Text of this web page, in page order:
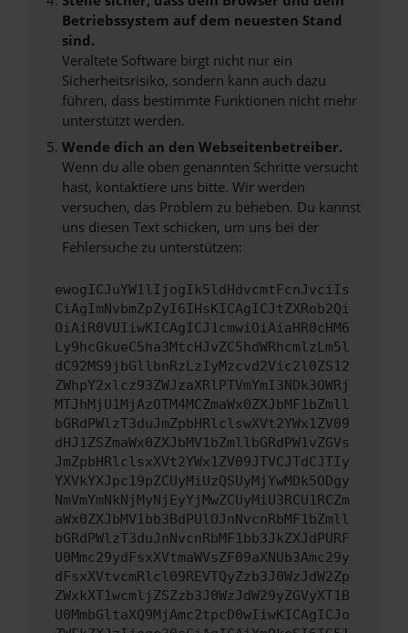
Betriebssystem auf dem neuesten Stand
sind.
Veraltete Software birgt nicht nur ein
Sicherheitsrisiko, sondern kann auch dazu
führen, dass bestimmte Funktionen nicht mehr
unterstützt werden.
Wende dich an den Webseitenbetreiber.
Wenn du alle oben genannten Schritte versucht
hast, kontaktiere uns bitte. Wir werden
versuchen, das Problem zu beheben. Du kannst
uns diesen Text schicken, um uns bei der
Fehlersuche zu unterstützen:
ewogICJuYW1lIjogIk5ldHdvcmtFcnJvciIs
CiAgImNvbmZpZyI6IHsKICAgICJtZXRob2Qi
OiAiR0VUIiwKICAgICJ1cmwiOiAiaHR0cHM6
Ly9hcGkueC5ha3MtcHJvZC5hdWRhcmlzLm5l
dC92MS9jbGllbnRzLzIyMzcvd2Vic2l0ZS12
ZWhpY2xlcz93ZWJzaXRlPTVmYmI3NDk3OWRj
MTJhMjU1MjAzOTM4MCZmaWx0ZXJbMF1bZmll
bGRdPWlzT3duJmZpbHRlclswXVt2YWx1ZV09
dHJ1ZSZmaWx0ZXJbMV1bZmllbGRdPW1vZGVs
JmZpbHRlclsxXVt2YWx1ZV09JTVCJTdCJTIy
YXVkYXJpc19pZCUyMiUzQSUyMjYwMDk5ODgy
NmVmYmNkNjMyNjEyYjMwZCUyMiU3RCU1RCZm
aWx0ZXJbMV1bb3BdPUlOJnNvcnRbMF1bZmll
bGRdPWlzT3duJnNvcnRbMF1bb3JkZXJdPURF
U0Mmc29ydFsxXVtmaWVsZF09aXNUb3Amc29y
dFsxXVtvcmRlcl09REVTQyZzb3J0WzJdW2Zp
ZWxkXT1wcmljZSZzb3J0WzJdW29yZGVyXT1B
U0MmbGltaXQ9MjAmc2tpcD0wIiwKICAgICJo